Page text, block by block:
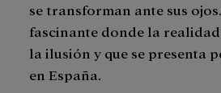
se transforman ante sus
fascinante donde la
la ilusión y que se presenta
en España.